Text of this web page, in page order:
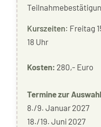
Kurszeiten: Freitag
18 Uhr
Kosten: 280,- Euro
Termine zur
8./9. Januar 2027
18./19. Juni 2027